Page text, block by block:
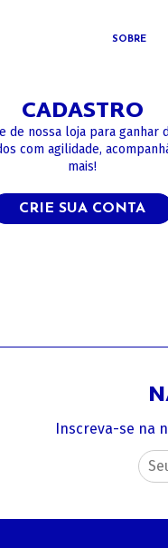
SOBRE
CADASTRO
de nossa loja para ganhar
com agilidade,
mais!
CRIE SUA CONTA
Inscreva-se na